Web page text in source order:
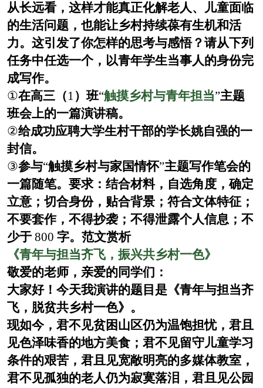
从长远看，这样才能真正化解老人、儿童面临
的生活问题，也能让乡村持续葆有生机和活
力。这引发了你怎样的思考与感悟？请从下列
任务中任选一个，以青年学生当事人的身份完
成写作。
①在高三（1）班“触摸乡村与青年担当”主题
班会上的一篇演讲稿。
②给成功应聘大学生村干部的学长姚自强的一
封信。
③参与“触摸乡村与家国情怀”主题写作笔会的
一篇随笔。要求：结合材料，自选角度，确定
立意；切合身份，贴合背景；符合文体特征；
不要套作，不得抄袭；不得泄露个人信息；不
少于 800 字。范文赏析
《青年与担当齐飞，振兴共乡村一色》
敬爱的老师，亲爱的同学们：
大家好！今天我演讲的题目是《青年与担当齐
飞，脱贫共乡村一色》。
现如今，君不见贫困山区仍为温饱担忧，君且
见色泽味香的地方美食；君不见留守儿童学习
条件的艰苦，君且见宽敞明亮的多媒体教室，
君不见孤独的老人仍为寂寞落泪，君且见公园